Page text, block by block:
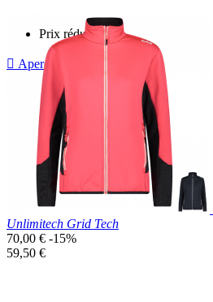
Prix réduit
 Aperçu rapide
Unlimitech Grid Tech
Prix
de
70,00 € -15%
Prix
59,50 €